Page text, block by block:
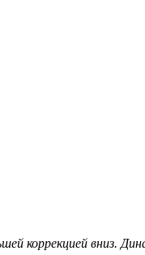
коррекцией вниз.